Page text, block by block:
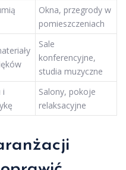
Okna, przegrody w
pomieszczeniach
Sale
konferencyjne,
studia muzyczne
i
Salony, pokoje
relaksacyjne